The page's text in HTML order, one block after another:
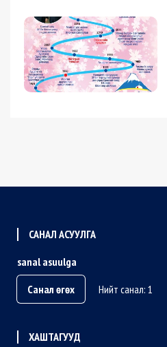
САНАЛ АСУУЛГА
sanal asuulga
Санал өгөх
Нийт санал: 1
ХАШТАГУУД